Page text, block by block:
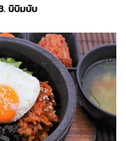
บิบิมบับ